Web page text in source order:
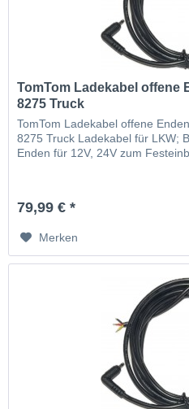
TomTom Ladekabel offene
8275 Truck
TomTom Ladekabel offene
8275 Truck Ladekabel für LKW;
Enden für 12V, 24V zum
79,99 € *
Merken